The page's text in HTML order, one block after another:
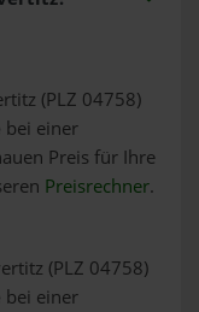
(PLZ 04758)
bei einer
Preis für Ihre
Preisrechner.
(PLZ 04758)
bei einer